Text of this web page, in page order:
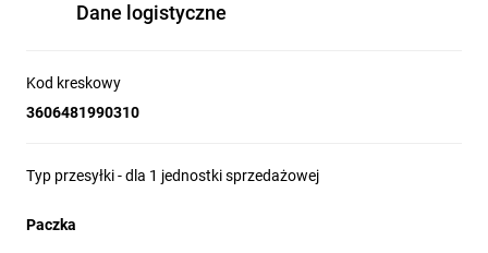
Dane logistyczne
Kod kreskowy
3606481990310
Typ przesyłki - dla 1 jednostki sprzedażowej
Paczka